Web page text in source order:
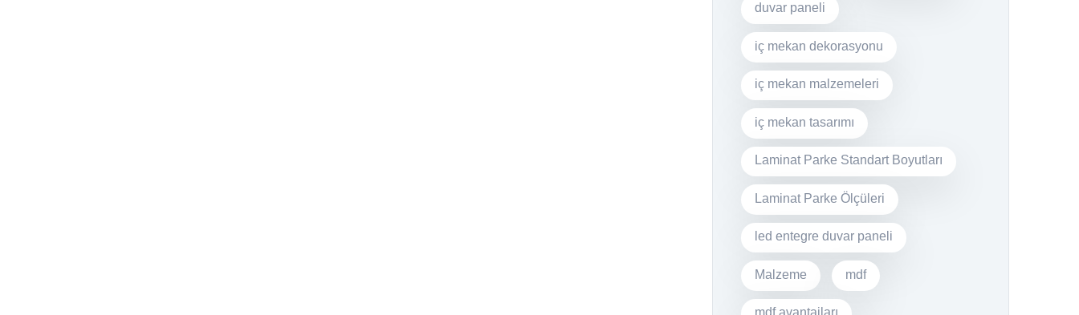
duvar paneli
iç mekan dekorasyonu
iç mekan malzemeleri
iç mekan tasarımı
Laminat Parke Standart Boyutları
Laminat Parke Ölçüleri
led entegre duvar paneli
Malzeme mdf
mdf avantajları